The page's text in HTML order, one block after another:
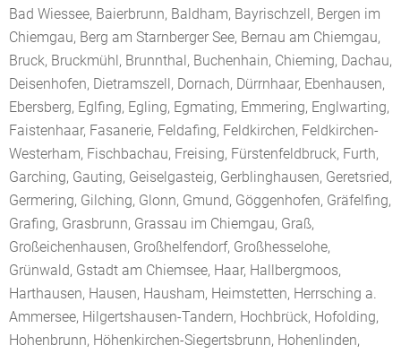
Bad Wiessee, Baierbrunn, Baldham, Bayrischzell, Bergen im
Chiemgau, Berg am Starnberger See, Bernau am Chiemgau,
Bruck, Bruckmühl, Brunnthal, Buchenhain, Chieming, Dachau,
Deisenhofen, Dietramszell, Dornach, Dürrnhaar, Ebenhausen,
Ebersberg, Eglfing, Egling, Egmating, Emmering, Englwarting,
Faistenhaar, Fasanerie, Feldafing, Feldkirchen, Feldkirchen-
Westerham, Fischbachau, Freising, Fürstenfeldbruck, Furth,
Garching, Gauting, Geiselgasteig, Gerblinghausen, Geretsried,
Germering, Gilching, Glonn, Gmund, Göggenhofen, Gräfelfing,
Grafing, Grasbrunn, Grassau im Chiemgau, Graß,
Großeichenhausen, Großhelfendorf, Großhesselohe,
Grünwald, Gstadt am Chiemsee, Haar, Hallbergmoos,
Harthausen, Hausen, Hausham, Heimstetten, Herrsching a.
Ammersee, Hilgertshausen-Tandern, Hochbrück, Hofolding,
Hohenbrunn, Höhenkirchen-Siegertsbrunn, Hohenlinden,